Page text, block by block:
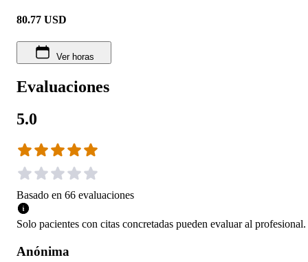
80.77 USD
Ver horas
Evaluaciones
5.0
Basado en 66 evaluaciones
Solo pacientes con citas concretadas pueden evaluar al profesional.
Anónima